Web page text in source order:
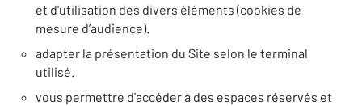
et d'utilisation des divers éléments (cookies de
mesure d’audience).
adapter la présentation du Site selon le terminal
utilisé.
vous permettre d'accéder à des espaces réservés et